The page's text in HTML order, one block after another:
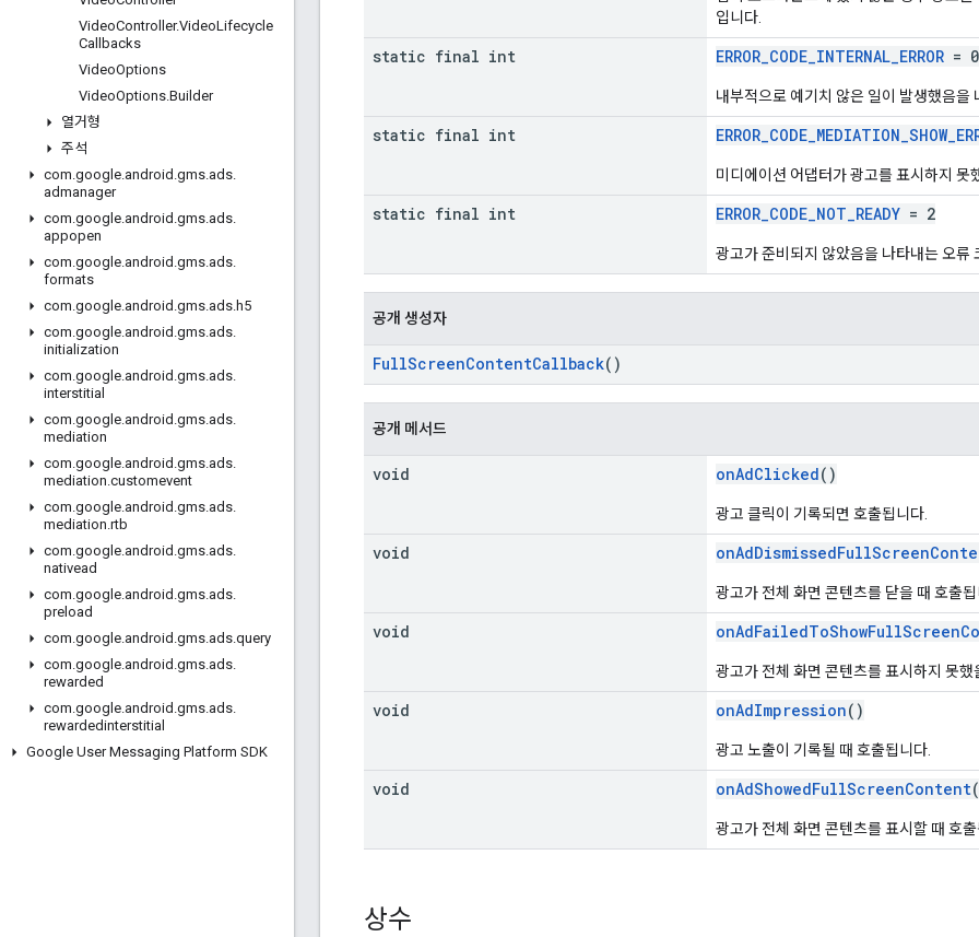
VideoController.VideoLifecycle
Callbacks
VideoOptions
VideoOptions.Builder
열거형
주석
com.google.android .gms.ads.
admanager
com.google.android .gms.ads.
appopen
com.google.android .gms.ads.
formats
com.google.android .gms.ads.h5
com.google.android .gms.ads.
initialization
com.google.android .gms.ads.
interstitial
com.google.android .gms.ads.
mediation
com.google.android .gms.ads.
mediation.customevent
com.google.android .gms.ads.
mediation.rtb
com.google.android .gms.ads.
nativead
com.google.android .gms.ads.
preload
com.google.android .gms.ads.query
com.google.android .gms.ads.
rewarded
com.google.android .gms.ads.
rewardedinterstitial
Google User Messaging Platform SDK
입니다.
static final int ERROR_CODE_INTERNAL_ERROR = 0
내부적으로 예기치 않은 일이 발생했음을
static final int
미디에이션 어댑터가 광고를 표시하지 못
static final int ERROR_CODE_NOT_READY = 2
광고가 준비되지 않았음을 나타내는 오류
공개 생성자
FullScreenContentCallback()
공개 메서드
void onAdClicked()
광고 클릭이 기록되면 호출됩니다.
void
광고가 전체 화면 콘텐츠를 닫을 때 호출
void
광고가 전체 화면 콘텐츠를 표시하지 못했
void onAdImpression()
광고 노출이 기록될 때 호출됩니다.
void onAdShowedFullScreenContent
광고가 전체 화면 콘텐츠를 표시할 때 호
상수